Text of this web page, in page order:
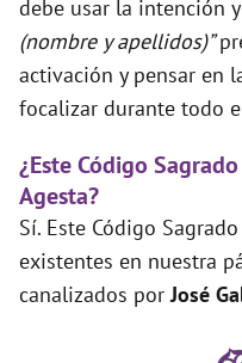
debe usar la intención
(nombre y apellidos)”
activación y pensar en
focalizar durante todo
¿Este Código
Agesta?
Sí. Este Código
existentes en nuestra
canalizados porJosé